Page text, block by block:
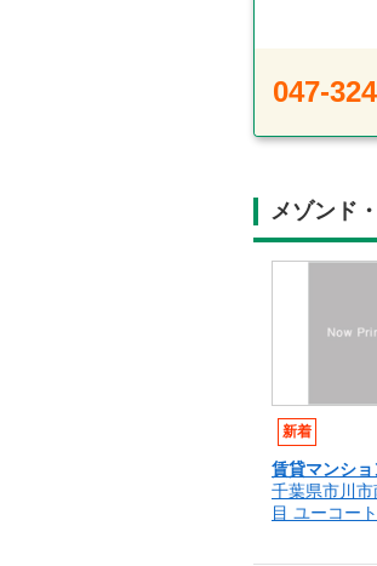
047-
メゾンド
新着
賃貸マンショ
千葉県市川
目 ユーコー